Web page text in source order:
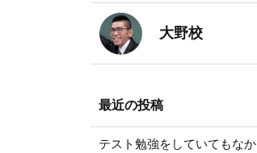
大野校
最近の投稿
テスト勉強をしていてもなか